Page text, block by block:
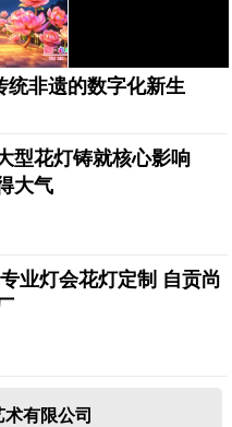
非遗的数字化新生
型花灯铸就核心影响
大气
业灯会花灯定制 自贡尚
有限公司